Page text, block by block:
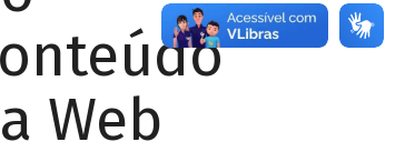
Web